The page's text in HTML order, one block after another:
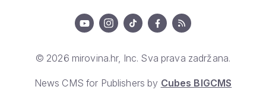
© 2026 mirovina.hr, Inc. Sva prava zadržana.
News CMS for Publishers by Cubes BIGCMS